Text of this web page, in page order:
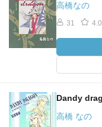
高橋なの
31
Dandy
高橋 なの